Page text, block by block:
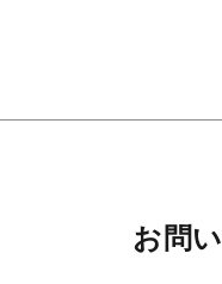
お問